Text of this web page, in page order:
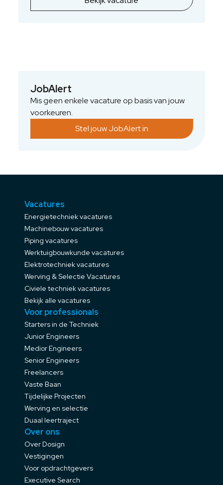
outs en P&ID’s correct worden uitgewerkt. Je
nauwkeurigheid en leergierigheid verhoog je
de kwaliteit en betrouwbaarheid van
installaties in sectoren als chemie, food,
pharma en energie.
JobAlert
Mis geen enkele vacature op basis van jouw
voorkeuren.
Stel jouw JobAlert in
Vacatures
Energietechniek vacatures
Machinebouw vacatures
Piping vacatures
Werktuigbouwkunde vacatures
Elektrotechniek vacatures
Werving & Selectie Vacatures
Civiele techniek vacatures
Bekijk alle vacatures
Voor professionals
Starters in de Techniek
Junior Engineers
Medior Engineers
Senior Engineers
Freelancers
Vaste Baan
Tijdelijke Projecten
Werving en selectie
Duaal leertraject
Over ons
Over Dosign
Vestigingen
Voor opdrachtgevers
Executive Search